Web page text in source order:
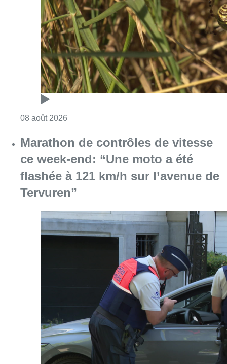
08 août 2026
Marathon de contrôles de vitesse
ce week-end: “Une moto a été
flashée à 121 km/h sur l’avenue de
Tervuren”